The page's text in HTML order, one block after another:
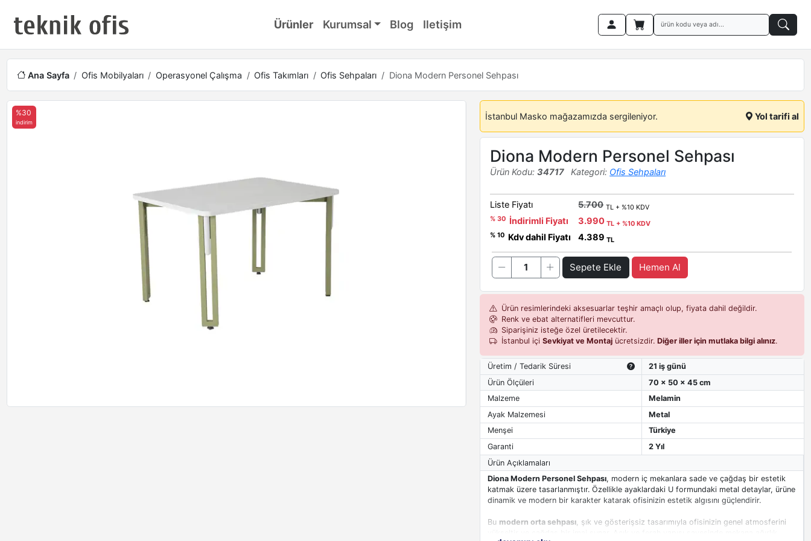
Ürünler Kurumsal Blog Iletişim
Ana Sayfa Ofis Mobilyaları Operasyonel Çalışma Ofis Takımları Ofis Sehpaları Diona Modern Personel Sehpası
%30
indirim
İstanbul Masko mağazamızda sergileniyor. Yol tarifi al
Diona Modern Personel Sehpası
Ürün Kodu: 34717 Kategori: Ofis Sehpaları
Liste Fiyatı 5.700 TL + %10 KDV
% 30 İndirimli Fiyatı 3.990TL + %10 KDV
% 10 Kdv dahil Fiyatı 4.389TL
Sepete Ekle Hemen Al
Ürün resimlerindeki aksesuarlar teşhir amaçlı olup, fiyata dahil değildir.
Renk ve ebat alternatifleri mevcuttur.
Siparişiniz isteğe özel üretilecektir.
İstanbul içiSevkiyat ve Montaj ücretsizdir.Diğer iller için mutlaka bilgi alınız.
Üretim / Tedarik Süresi
21 iş günü
Ürün Ölçüleri
70 x 50 x 45 cm
Malzeme
Melamin
Ayak Malzemesi
Metal
Menşei
Türkiye
Garanti
2 Yıl
Ürün Açıklamaları
Diona Modern Personel Sehpası, modern iç mekanlara sade ve çağdaş bir estetik
katmak üzere tasarlanmıştır. Özellikle ayaklardaki U formundaki metal detaylar, ürüne
dinamik ve modern bir karakter katarak ofisinizin estetik algısını güçlendirir.
Bu modern orta sehpası, şık ve gösterişsiz tasarımıyla ofisinizin genel atmosferini